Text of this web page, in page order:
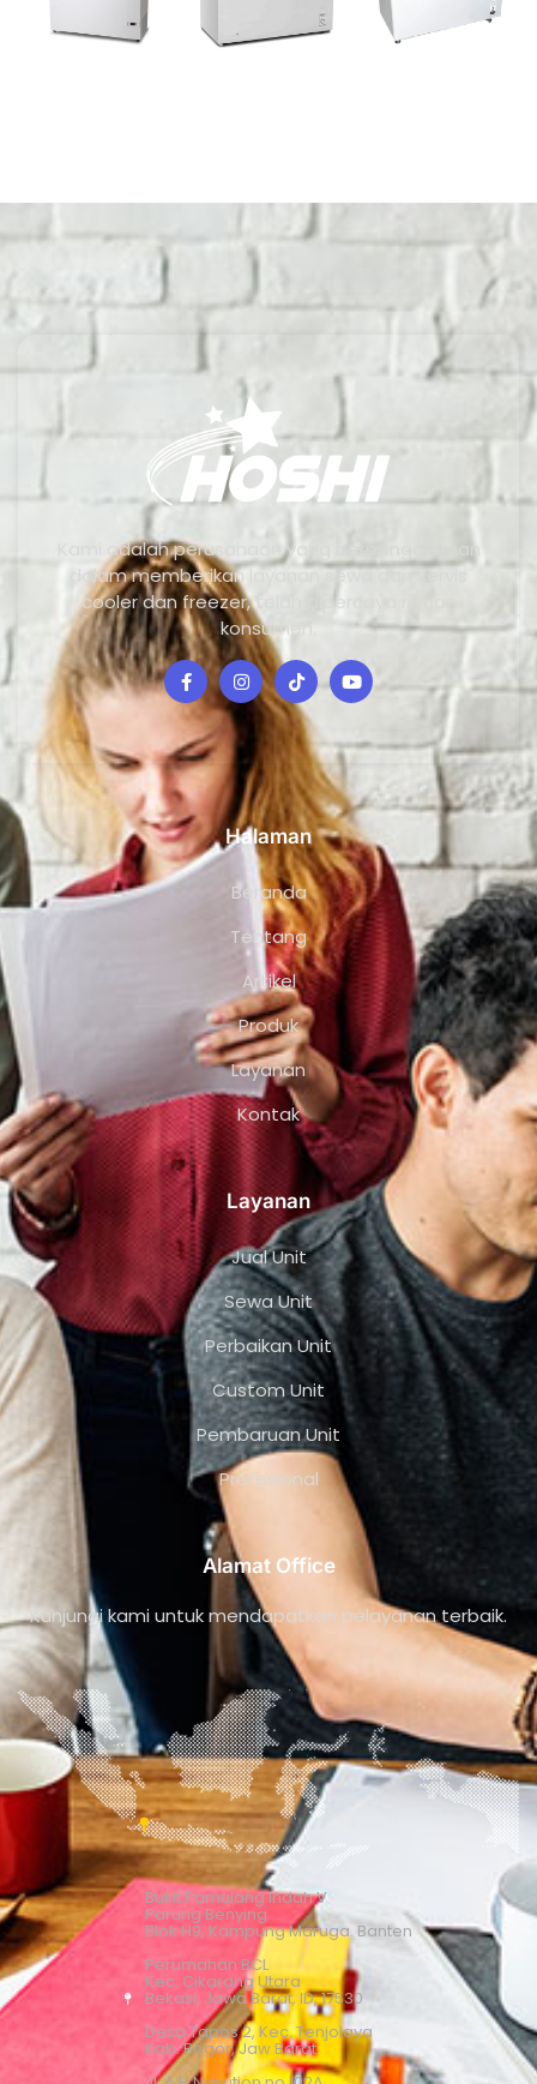
Kami adalah perusahaan yang berpengalaman
dalam memberikan layanan sewa dan servis
cooler dan freezer, telah dipercaya ribuan
konsumen.
Halaman
Beranda
Tentang
Artikel
Produk
Layanan
Kontak
Layanan
Jual Unit
Sewa Unit
Perbaikan Unit
Custom Unit
Pembaruan Unit
Profesional
Alamat Office
Kunjungi kami untuk mendapatkan pelayanan terbaik.
Bukit Pamulang Indah V
Parung Benying
Blok H9, Kampung Maruga. Banten
Perumahan BCL
Kec. Cikarang Utara
Bekasi, Jawa Barat, ID, 17530
Desa Tapos 2, Kec. Tenjolaya
Kab. Bogor, Jaw Barat